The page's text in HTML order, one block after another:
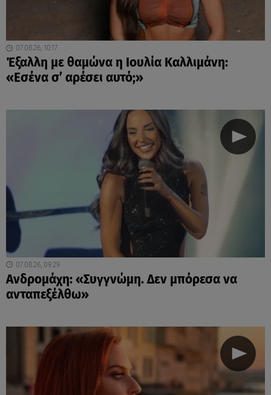
07.08.26, 10:17
Έξαλλη με θαμώνα η Ιουλία Καλλιμάνη:
«Εσένα σ’ αρέσει αυτό;»
07.08.26, 09:29
Ανδρομάχη: «Συγγνώμη. Δεν μπόρεσα να
ανταπεξέλθω»